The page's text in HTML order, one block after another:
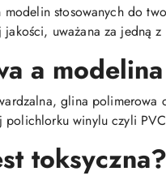
stosowanych do
jakości, uważana za
a modelina
glina
polichlorku winylu czyli
toksyczna?